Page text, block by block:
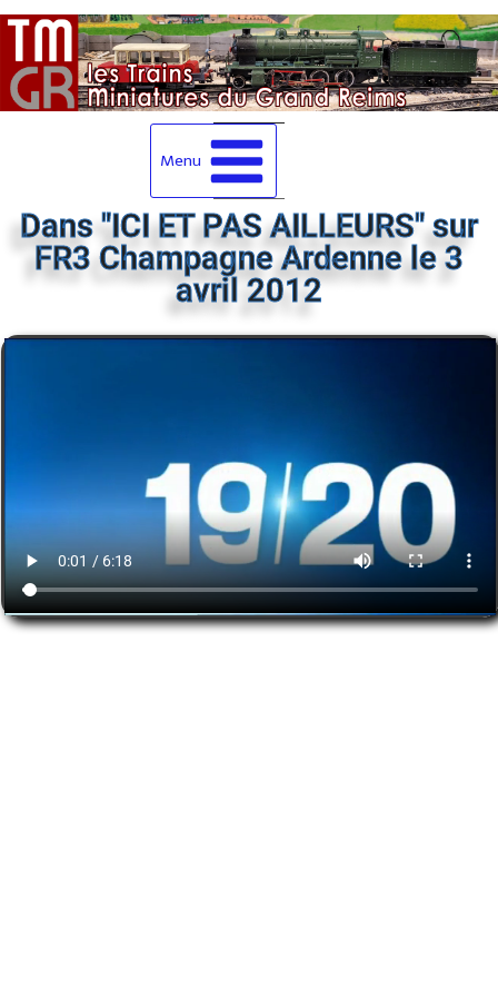
Menu
Dans "ICI ET PAS AILLEURS" sur
FR3 Champagne Ardenne le 3
avril 2012